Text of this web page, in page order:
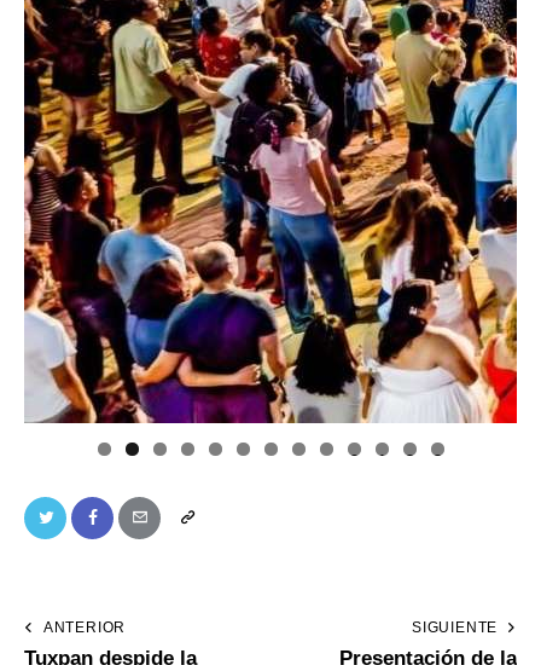
0 1 2 3
ANTERIOR
Tuxpan despide la
SIGUIENTE
Presentación de la